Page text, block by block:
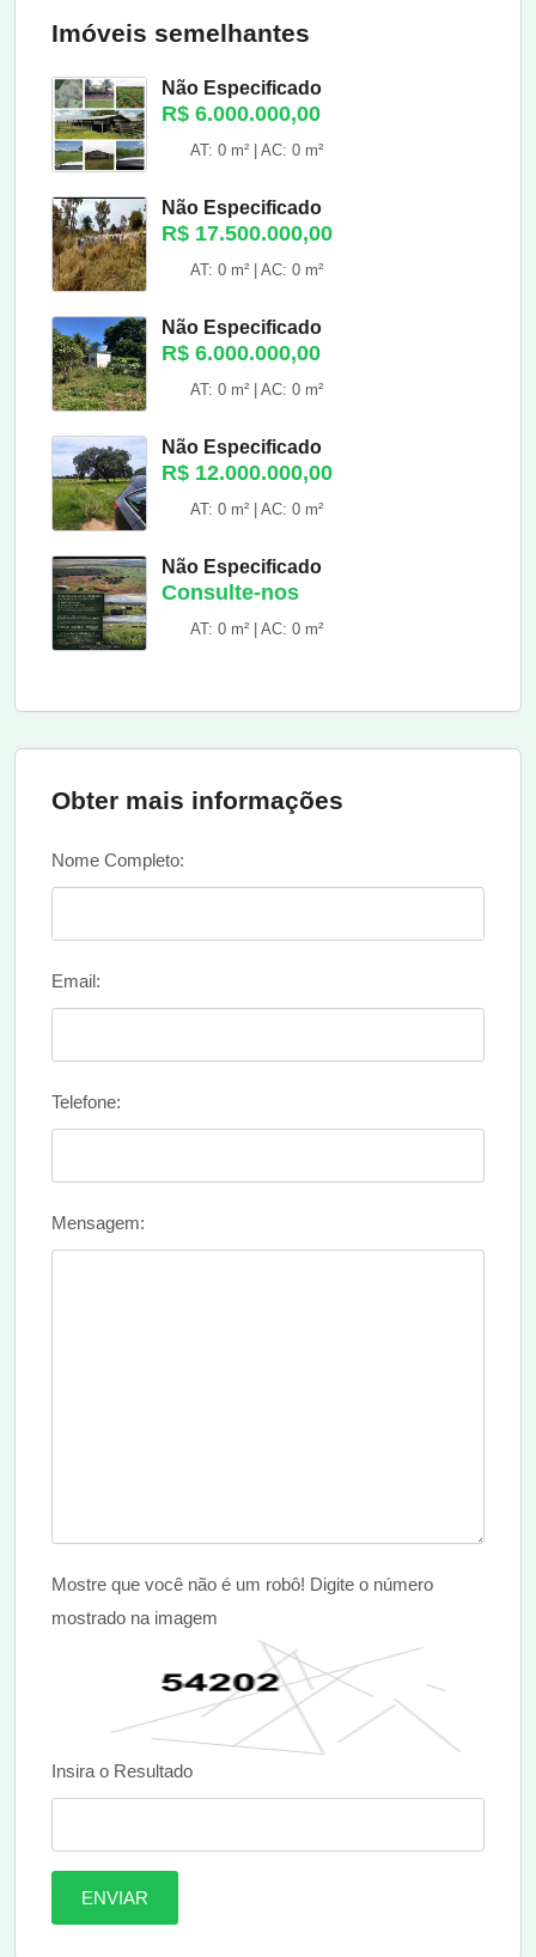
Imóveis semelhantes
Não Especificado
R$ 6.000.000,00
AT: 0 m² | AC: 0 m²
Não Especificado
R$ 17.500.000,00
AT: 0 m² | AC: 0 m²
Não Especificado
R$ 6.000.000,00
AT: 0 m² | AC: 0 m²
Não Especificado
R$ 12.000.000,00
AT: 0 m² | AC: 0 m²
Não Especificado
Consulte-nos
AT: 0 m² | AC: 0 m²
Obter mais informações
Nome Completo:
Email:
Telefone:
Mensagem:
Mostre que você não é um robô! Digite o número
mostrado na imagem
Insira o Resultado
ENVIAR